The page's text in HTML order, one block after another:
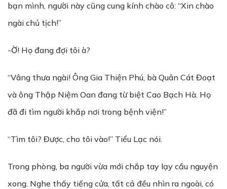
bạn mình, người này cũng cung kính chào cô: “Xin chào
ngài chủ tịch!”
-Ờ! Họ đang đợi tôi à?
“Vâng thưa ngài! Ông Gia Thiện Phú, bà Quân Cát Đoạt
và ông Thập Niệm Oan đang từ biệt Cao Bạch Hà. Họ
đã đi tìm người khắp nơi trong bệnh viện!”
“Tìm tôi? Được, cho tôi vào!” Tiểu Lạc nói.
Trong phòng, ba người vừa mới chắp tay lạy cầu nguyện
xong. Nghe thấy tiếng cửa, tất cả đều nhìn ra ngoài, có